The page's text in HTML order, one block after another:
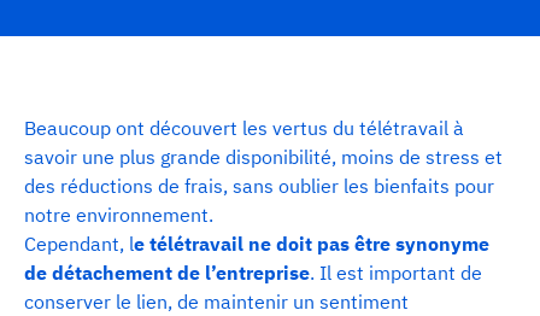
Beaucoup ont découvert les vertus du télétravail à
savoir une plus grande disponibilité, moins de stress et
des réductions de frais, sans oublier les bienfaits pour
notre environnement.
Cependant, le télétravail ne doit pas être synonyme
de détachement de l’entreprise. Il est important de
conserver le lien, de maintenir un sentiment